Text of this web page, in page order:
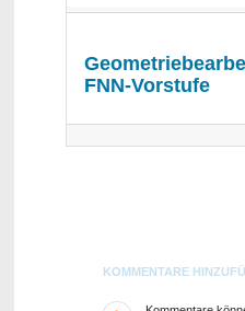
FNN-Vorstufe
Blogs
KOMMENTARE